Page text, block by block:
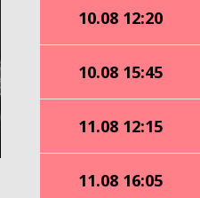
10.08 12:20
10.08 15:45
11.08 12:15
11.08 16:05